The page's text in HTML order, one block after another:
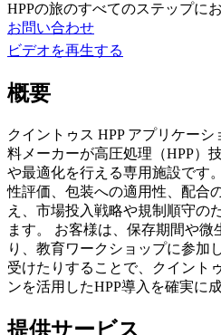
HPPの旅のすべてのステップに
お問い合わせ
ビデオを再生する
概要
クイントゥス HPP アプリケー
料メーカーが高圧処理（HPP）
や最適化を行える専用施設です
性評価、包装への適用性、配合
え、市場投入戦略や規制順守の
ます。 お客様は、保存期間や微
り、教育ワークショップに参加
受けたりすることで、クイント
ンを活用したHPP導入を確実に
提供サービス